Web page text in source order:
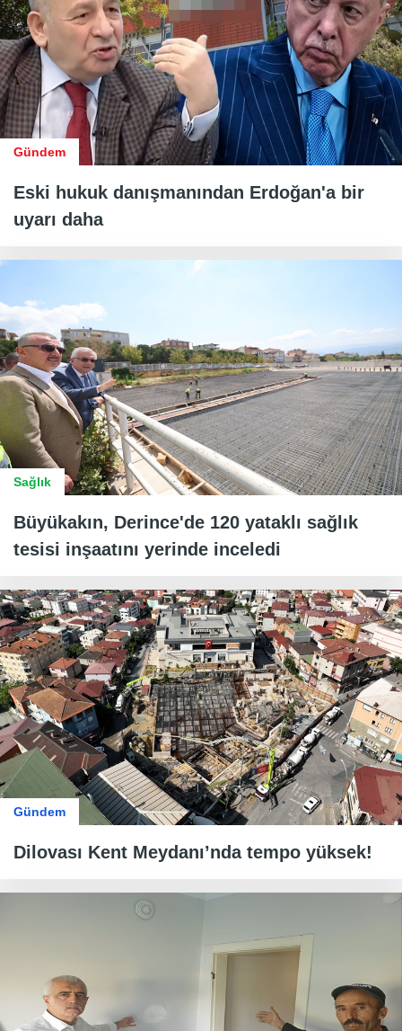
Gündem
Eski hukuk danışmanından Erdoğan'a bir
uyarı daha
Sağlık
Büyükakın, Derince'de 120 yataklı sağlık
tesisi inşaatını yerinde inceledi
Gündem
Dilovası Kent Meydanı’nda tempo yüksek!